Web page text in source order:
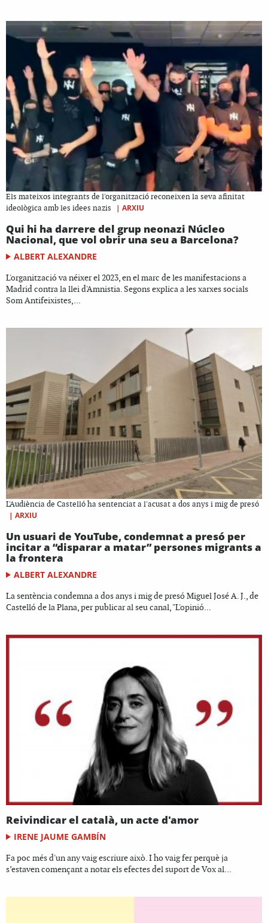
Els mateixos integrants de l'organització reconeixen la seva afinitat
ideològica amb les idees nazis
| ARXIU
Qui hi ha darrere del grup neonazi Núcleo
Nacional, que vol obrir una seu a Barcelona?
ALBERT ALEXANDRE
L'organització va néixer el 2023, en el marc de les manifestacions a
Madrid contra la llei d'Amnistia. Segons explica a les xarxes socials
Som Antifeixistes,...
L'Audiència de Castelló ha sentenciat a l'acusat a dos anys i mig de presó
| ARXIU
Un usuari de YouTube, condemnat a presó per
incitar a “disparar a matar” persones migrants a
la frontera
ALBERT ALEXANDRE
La sentència condemna a dos anys i mig de presó Miguel José A. J., de
Castelló de la Plana, per publicar al seu canal, "L'opinió...
Reivindicar el català, un acte d'amor
IRENE JAUME GAMBÍN
Fa poc més d'un any vaig escriure això. I ho vaig fer perquè ja
s’estaven començant a notar els efectes del suport de Vox al...